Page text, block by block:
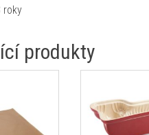
roky
produkty